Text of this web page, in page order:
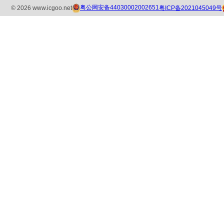
© 2026 www.icgoo.net 粤公网安备44030002002651粤ICP备2021045049号